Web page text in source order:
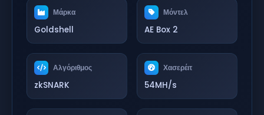
Μάρκα
Goldshell
Μόντελ
AE Box 2
Αλγόριθμος
zkSNARK
Χασερέιτ
54MH/s